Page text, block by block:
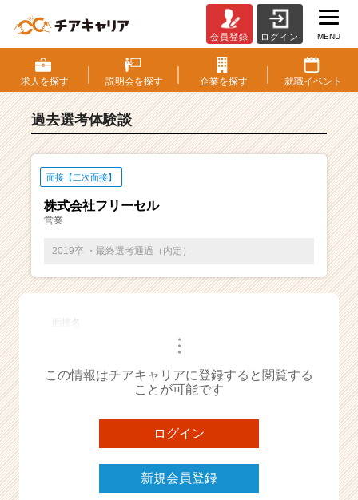
S・
選
考
験
ベ
チ
ー・
成
ら
ス
ト
が
届
く
会員登録 ログイン MENU
求人を探す 説明会を探す 企業を探す 就職イベント
過去選考体験談
面接【二次面接】
株式会社フリーセル
営業
2019卒 ・最終選考通過（内定）
面接名
・・・
この情報はチアキャリアに登録すると閲覧する
ことが可能です
ログイン
新規会員登録